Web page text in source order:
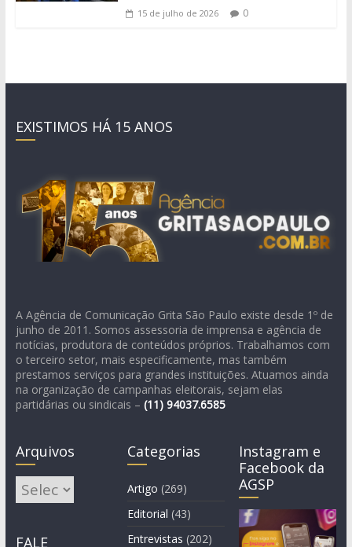
15 de julho de 2026 0
EXISTIMOS HÁ 15 ANOS
A Agência de Comunicação Grita São Paulo existe desde 1º de
junho de 2011. Somos assessoria de imprensa e agência de
notícias, produtora de conteúdos próprios. Trabalhamos com
o terceiro setor, mais especificamente, mas também
prestamos serviços para grandes instituições. Atuamos ainda
na organização de campanhas eleitorais, sejam elas
partidárias ou sindicais – (11) 94037.6585
Arquivos
Arquivos
FALE
Categorias
Artigo (269)
Editorial (43)
Entrevistas (202)
Instagram e
Facebook da
AGSP